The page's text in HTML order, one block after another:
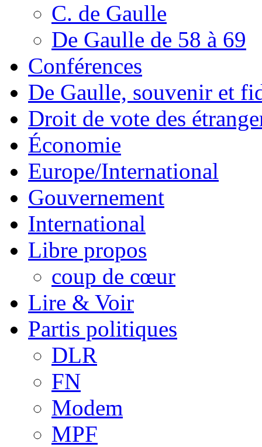
C. de Gaulle
De Gaulle de 58 à 69
Conférences
De Gaulle, souvenir et
Droit de vote des
Économie
Europe/International
Gouvernement
International
Libre propos
coup de cœur
Lire & Voir
Partis politiques
DLR
FN
Modem
MPF